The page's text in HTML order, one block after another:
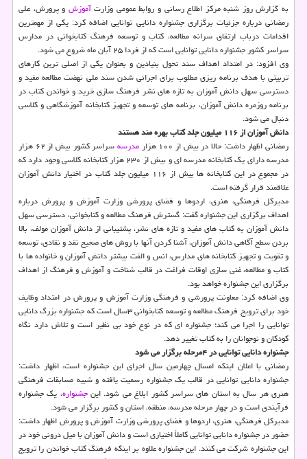
به گزارش روز شنبه مرکز اطلاع رسانی و روابط عمومی وزارتآموزش و پرورش، علی
رمضانی درباره جزئیات برگزاری جشنواره دانایی توانایی اضافه کرد: یکی از مهمترین
اقدامات درباب ارتقای سرانه مطالعه، کتاب و توسعه فرهنگ کتابخوانی در مدارس
سراسر کشور جشنواره دانایی توانایی است که از فردا ۲۵ آبان ماه شروع می شود.
وی افزود: در امتداد اهداف سند تحول بنیادین و بعنوان یکی از اصلی ترین کارهای
تربیتی با هدف برنامه ریزی مطلوب برای اجرائی شدن سند ملی نهضت مطالعه مفید و
دسترسی سهل دانش آموزان به تازه های نشر فرهنگ سازی خرید و خواندن کتاب در
برنامه روزمره دانش آموزان، برنامه های توسعه و تجهیز کتابخانه آموزشگاهی و کلاسی
دنبال می شود.
دانش آموزان از ۱۱۶ میلیون جلد کتاب بهره مند هستند
رمضانی اظهار داشت: حالا در بیش از ۱۰۰ هزار
مدرسه
سراسر کشور بیش از ۶۲ هزار
مدرسه دارای یک کتابخانه مدرسه ای و بیش از ۲۳۰ هزار کتابخانه کلاسی وجود دارد که
در مجموع در این کتابخانه ها بیش از ۱۱۶ میلیون جلد کتاب در اختیار دانش آموزان
علاقمند قرار گرفته است.
مدیرکل فرهنگی، هنری، اردوها و فضای پرورشی وزارت آموزش و پرورش درباره
اهداف برگزاری این جشنواره گفت: گسترش فرهنگ مطالعه و کتابخوانی، دسترسی سهل
دانش آموزان به کتاب های مفید و تازه های نشر، پشتیبانی از دانش آموزان مولف، بالا
بردن سطح آگاهی دانش آموزان، آشنا کردن آنها با روش های صحیح نقد و نقادی، توسعه
و تقویت و تجهیز کتابخانه های مدارس، انس و الفت بیشتر دانش آموزان و خانواده ها با
کتاب و مطالعه، غنی سازی اوقات فراغت در قالب شناخت و آموزش و فرهنگ از اهداف
برگزاری این جشنواره خواهد بود.
وی اضافه کرد: معاونت پرورشی و فرهنگی وزارت آموزش و پرورش در امتداد وظایف
خود برای ترویج فرهنگ مطالعه و توسعه کتابخوانی ۳سال است که جشنواره بزرگ دانایی
توانایی را اجرا می کند؛ جشنواره ای که در نوع خود بی نظیر است و تلاش دارد نگاه
کودکان و نوجوانان را به کتاب تغییر دهد.
جشنواره دانایی توانایی در ۴مرحله برگزار می شود
رمضانی با اعلان اینکه امسال چهارمین سال اجرای این جشنواره است، اظهار داشت:
جشنواره دانایی توانایی در قالب یک جشنواره رسمیت یافته و شبیه مسابقات فرهنگی
هنری هر سال به استان های سراسر کشور ابلاغ می شود. اینجشنواره، یک جشنواره
فرآیندی است و در چهار مرحله مدرسه، منطقه، استان و کشور برگزار می شود.
مدیرکل فرهنگی، هنری، اردوها و فضای پرورشی وزارت آموزش و پرورش اظهار داشت:
حضور در جشنواره دانایی توانایی کاملاً اختیاری است و دانش آموزان با میل درونی خود در
این جشنواره شرکت می کنند. این جشنواره علاوه بر اینکه فرهنگ کتاب خواندن را ترویج